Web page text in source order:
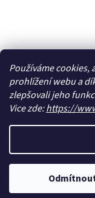
Používáme cookies,
prohlížení webu a
zlepšovali jeho
Vice zde:https://